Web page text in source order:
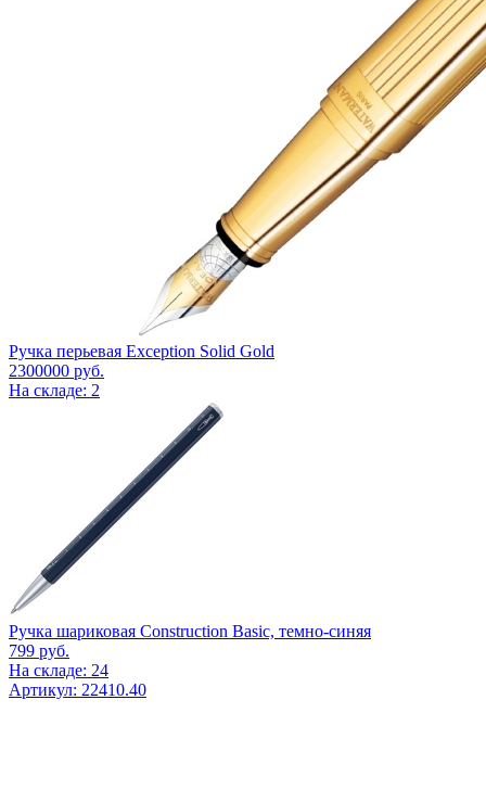
Ручка перьевая Exception Solid Gold
2300000 руб.
На складе: 2
Ручка шариковая Construction Basic, темно-синяя
799 руб.
На складе: 24
Артикул: 22410.40